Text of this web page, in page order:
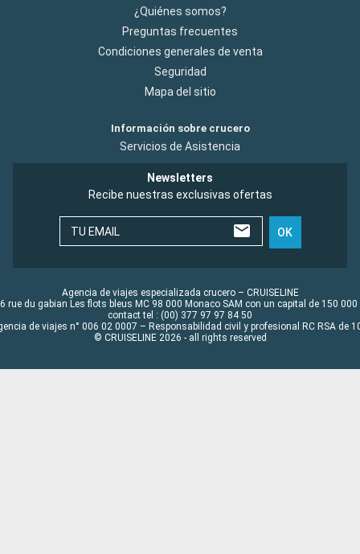
¿Quiénes somos?
Preguntas frecuentes
Condiciones generales de venta
Seguridad
Mapa del sitio
Información sobre crucero
Servicios de Asistencia
Newsletters
Recibe nuestras exclusivas ofertas
TU EMAIL OK
Agencia de viajes especializada crucero – CRUISELINE
rue du gabian Les flots bleus MC 98 000 Monaco SAM con un capital de 150 000
contact tel : (00) 377 97 97 84 50
de viajes n° 006 02 0007 – Responsabilidad civil y profesional RC RSA de
© CRUISELINE 2026 - all rights reserved